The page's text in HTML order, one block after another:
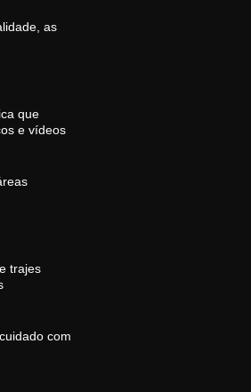
as
que
e vídeos
trajes
com